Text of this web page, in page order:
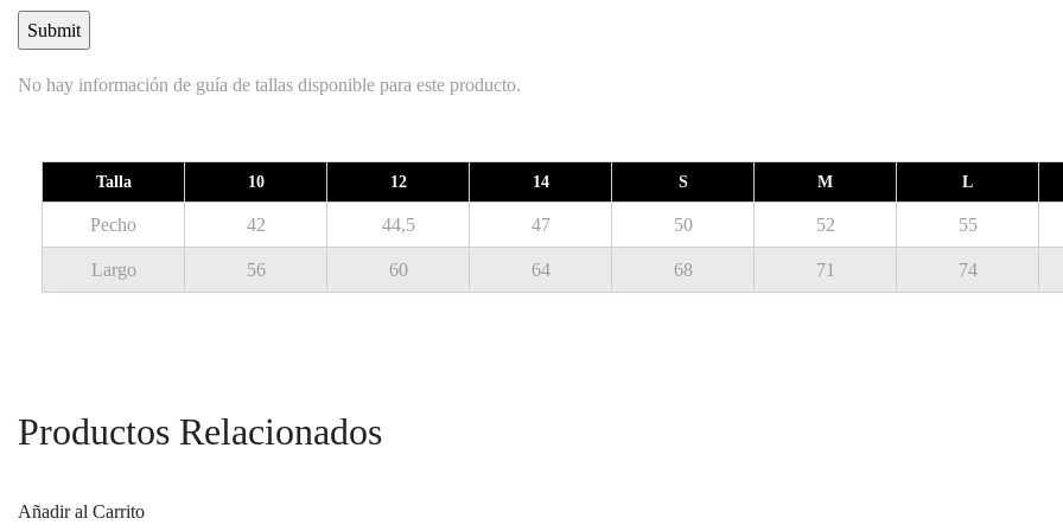
No hay información de guía de tallas disponible para este producto.
Talla 10 12 14 S M L
Pecho 42 44,5 47 50 52 55
Largo 56 60 64 68 71 74
Productos Relacionados
Añadir al Carrito